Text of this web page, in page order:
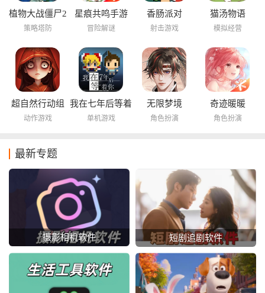
植物大战僵尸2
海底世界
策略塔防
星痕共鸣手游
冒险解谜
香肠派对
射击游戏
猫汤物语
模拟经营
超自然行动组
动作游戏
我在七年后等着
你
单机游戏
无限梦境
角色扮演
奇迹暖暖
角色扮演
最新专题
摄影相机软件 短剧追剧软件